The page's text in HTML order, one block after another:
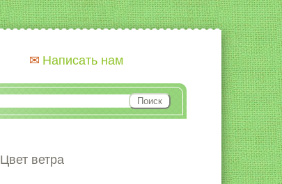
Цвет ветра
Написать нам